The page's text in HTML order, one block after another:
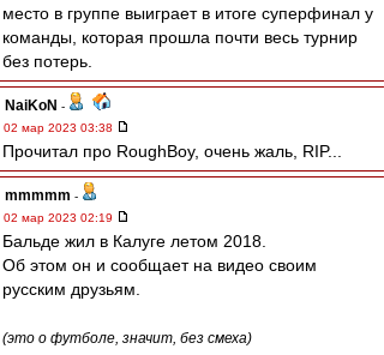
место в группе выиграет в итоге суперфинал у
команды, которая прошла почти весь турнир
без потерь.
NaiKoN -
02 мар 2023 03:38
Прочитал про RoughBoy, очень жаль, RIP...
mmmmm -
02 мар 2023 02:19
Бальде жил в Калуге летом 2018.
Об этом он и сообщает на видео своим
русским друзьям.
(это о футболе, значит, без смеха)